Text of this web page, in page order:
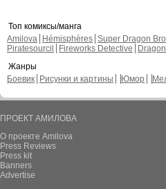
Топ комиксы/манга
Amilova
Hémisphères Super Dragon
Piratesourcil
Fireworks Detective
Жанры
Боевик
Рисунки и картины Юмор
ПРОЕКТ АМИЛОВА
О проекте Amilova
Press Reviews
Press kit
Banners
Advertise